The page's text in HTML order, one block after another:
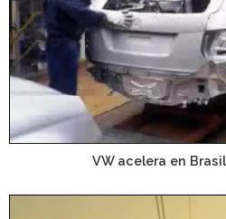
VW acelera en